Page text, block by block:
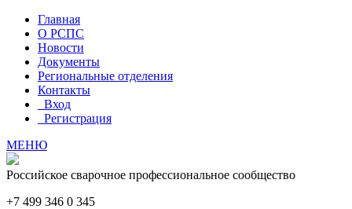
Главная
О РСПС
Новости
Документы
Региональные отделения
Контакты
Вход
Регистрация
МЕНЮ
Российское сварочное профессиональное сообщество
+7 499 346 0 345